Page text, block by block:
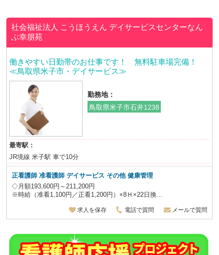
社会福祉法人 こうほうえん デイサービスセンターなん
ぶ幸朋苑
働きやすい日勤帯のお仕事です！ 無料駐車場完備！
≪鳥取県米子市・デイサービス≫
勤務地：
鳥取県米子市石井1238
最寄駅：
JR境線 米子駅 車で10分
正看護師 准看護師 デイサービス その他 健康管理
◇月額193,600円～211,200円
※時給（准看1,100円／正看1,200円）×8Ｈ×22日換...
求人を保存 電話で質問 メールで質問